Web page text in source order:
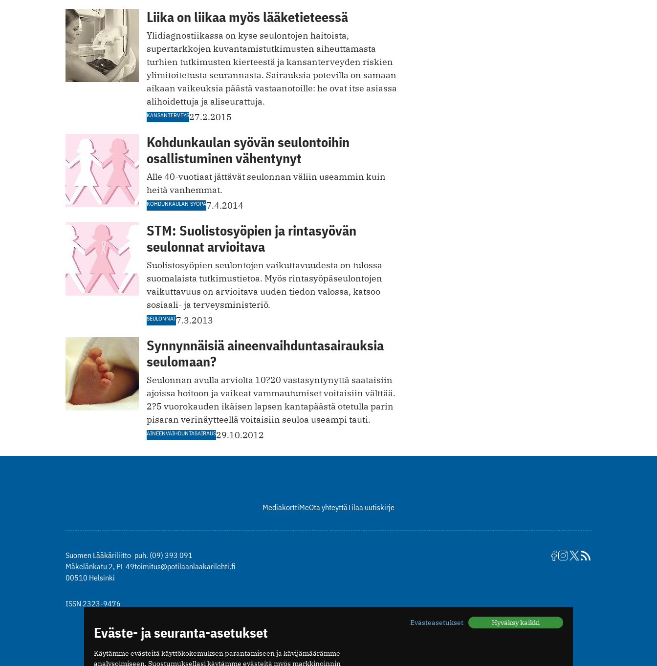
Liika on liikaa myös lääketieteessä
Ylidiagnostiikassa on kyse seulontojen haitoista,
supertarkkojen kuvantamistutkimusten aiheut­tamasta
turhien tutkimusten kierteestä ja kansanterveyden riskien
ylimitoitetusta seurannasta. Sairauksia potevilla on samaan
aikaan vaikeuksia päästä vastaanotoille: he ovat itse asiassa
alihoidettuja ja aliseurattuja.
KANSANTERVEYS27.2.2015
Kohdunkaulan syövän seulontoihin
osallistuminen vähentynyt
Alle 40-vuotiaat jättävät seulonnan väliin useammin kuin
heitä vanhemmat.
KOHDUNKAULAN SYÖPÄ7.4.2014
STM: Suolistosyöpien ja rintasyövän
seulonnat arvioitava
Suolistosyöpien seulontojen vaikuttavuudesta on tulossa
suomalaista tutkimustietoa. Myös rintasyöpäseulontojen
vaikuttavuus on arvioitava uuden tiedon valossa, katsoo
sosiaali- ja terveysministeriö.
SEULONNAT7.3.2013
Synnynnäisiä aineen­vaihdunta­sairauksia
seulomaan?
Seulonnan avulla arviolta 10?20 vastasyntynyttä saataisiin
ajoissa hoitoon ja vaikeat ­vammautumiset voitaisiin välttää.
2?5 vuorokauden ikäisen lapsen kantapäästä otetulla parin
pisaran verinäytteellä voitaisiin seuloa useampi tauti.
AINEENVAIHDUNTASAIRAUS29.10.2012
MediakorttiMeOta yhteyttäTilaa uutiskirje
Suomen Lääkäriliitto
Mäkelänkatu 2, PL 49
00510 Helsinki
puh. (09) 393 091
toimitus@potilaanlaakarilehti.fi
ISSN 2323-9476
Eväste- ja seuranta-asetukset
Käytämme evästeitä käyttökokemuksen parantamiseen ja kävijämäärämme
analysoimiseen. Suostumuksellasi käytämme evästeitä myös markkinoinnin
Evästeasetukset Hyväksy kaikki